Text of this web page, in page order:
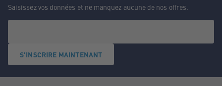
Saisissez vos données et ne manquez aucune de nos offres.
S'INSCRIRE MAINTENANT